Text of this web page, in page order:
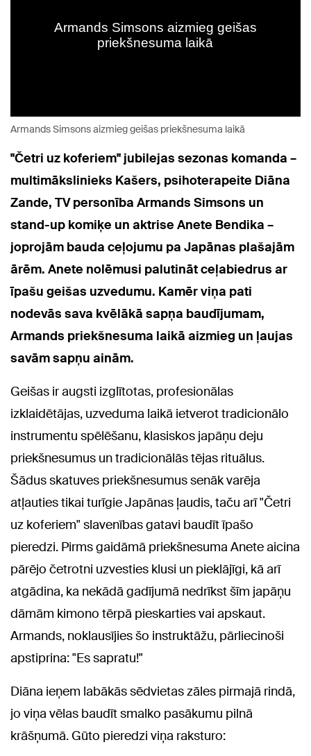
Armands Simsons aizmieg geišas priekšnesuma laikā
"Četri uz koferiem" jubilejas sezonas komanda –
multimākslinieks Kašers, psihoterapeite Diāna
Zande, TV personība Armands Simsons un
stand-up komiķe un aktrise Anete Bendika –
joprojām bauda ceļojumu pa Japānas plašajām
ārēm. Anete nolēmusi palutinātceļabiedrus ar
īpašu geišas uzvedumu. Kamēr viņa pati
nodevās sava kvēlākā sapņa baudījumam,
Armands priekšnesuma laikā aizmieg un ļaujas
savām sapņu ainām.
Geišas ir augsti izglītotas, profesionālas
izklaidētājas, uzveduma laikā ietverot tradicionālo
instrumentu spēlēšanu, klasiskos japāņu deju
priekšnesumus un tradicionālās tējas rituālus.
Šādus skatuves priekšnesumus senāk varēja
atļauties tikai turīgie Japānas ļaudis, taču arī "Četri
uz koferiem" slavenības gatavi baudīt īpašo
pieredzi. Pirms gaidāmā priekšnesuma Anete aicina
pārējo četrotni uzvesties klusi un pieklājīgi, kā arī
atgādina, ka nekādā gadījumā nedrīkst šīm japāņu
dāmām kimono tērpā pieskarties vai apskaut.
Armands, noklausījies šo instruktāžu, pārliecinoši
apstiprina: "Es sapratu!"
Diāna ieņem labākās sēdvietas zāles pirmajā rindā,
jo viņa vēlas baudīt smalko pasākumu pilnā
krāšņumā. Gūto pieredzi viņa raksturo: